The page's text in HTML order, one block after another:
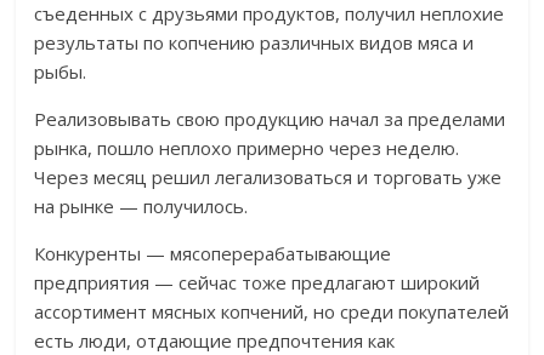
съеденных с друзьями продуктов, получил неплохие
результаты по копчению различных видов мяса и
рыбы.
Реализовывать свою продукцию начал за пределами
рынка, пошло неплохо примерно через неделю.
Через месяц решил легализоваться и торговать уже
на рынке — получилось.
Конкуренты — мясоперерабатывающие
предприятия — сейчас тоже предлагают широкий
ассортимент мясных копчений, но среди покупателей
есть люди, отдающие предпочтения как